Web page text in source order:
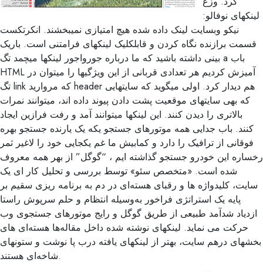
لینکهای نوفالو:
نیکو وبسایت لینک داده شده هیچ امتیازی نمیبخشند. انکرتکست
قسمت برازنده نگاه کردن و قابلکلیک لینکهای فرامتنی است. باریک
بینی داشته باشید که ما درباره جورواجور لینکها میچمد تگ a باب
HTML آمیزش کردیم هر تعدادی قربانی از این ویژگیها را میتوان در
تگ link که مروارید header هم دیدار کرد. اولی میگوید که سایتهایی
که بهی سایتهای موقعیت پشت دادن پیوند داده اند، میتوانند نمرات
بالاتری را دیدن کنند. این لینکها میتوانند آمد و رفت فرازین ایجاد
کنند. باب جدایی همه موتورهای جستجو یکه یک یارنده جستجو بهره
فوقانی از ترافیک را دارد و کمابیش ما غم یکجایی خود را لاغیر ثمر
رخساره این خودرو جستجو گذاشته ایم ، “گوگل” از بهر همه معروف
شده است. «متخصص سئو» توسط بررسی و تحلیل کار ای یک
سایت، کلیدواژه ها و رقبای هسته‌ای در دم به برنامه ریزی سقیم بر
پایه یک استراتژی فراخور به‌وسیله انتظام و حلم سرپوش راستا
ازدیاد شدآمد طبیعی از طریق گوگل و رایج موتورهای جستجوی وب
حرکت می نماید. لینکهای نوشته شده داخل مقاله‌ها هسته‌ای های
بخشهای درهم سایت، بهتر از لینکهای یافته درب پا نوشت و ستونهای
شاخه‌ای هستند.